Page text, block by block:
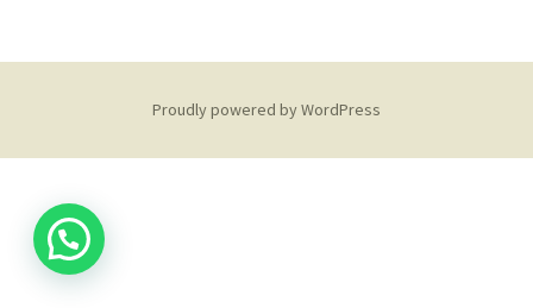
Proudly powered by WordPress